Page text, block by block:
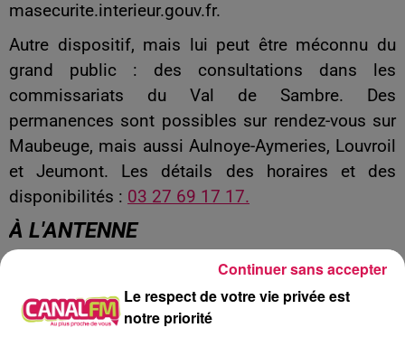
masecurite.interieur.gouv.fr.
Autre dispositif, mais lui peut être méconnu du
grand public : des consultations dans les
commissariats du Val de Sambre. Des
permanences sont possibles sur rendez-vous sur
Maubeuge, mais aussi Aulnoye-Aymeries, Louvroil
et Jeumont. Les détails des horaires et des
disponibilités : 03 27 69 17 17.
À L'ANTENNE
Le respect de votre vie privée est
notre priorité
Continuer sans accepter